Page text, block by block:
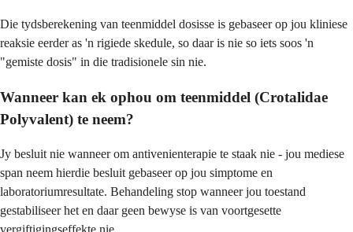
Die tydsberekening van teenmiddel dosisse is gebaseer op jou kliniese
reaksie eerder as 'n rigiede skedule, so daar is nie so iets soos 'n
"gemiste dosis" in die tradisionele sin nie.
Wanneer kan ek ophou om teenmiddel (Crotalidae
Polyvalent) te neem?
Jy besluit nie wanneer om antivenienterapie te staak nie - jou mediese
span neem hierdie besluit gebaseer op jou simptome en
laboratoriumresultate. Behandeling stop wanneer jou toestand
gestabiliseer het en daar geen bewyse is van voortgesette